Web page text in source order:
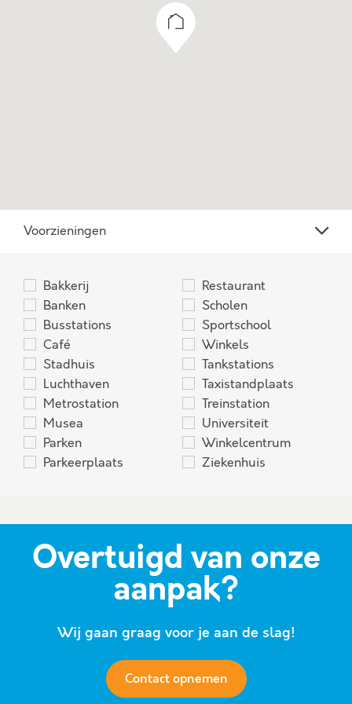
Voorzieningen
Bakkerij
Banken
Busstations
Café
Stadhuis
Luchthaven
Metrostation
Musea
Parken
Parkeerplaats
Restaurant
Scholen
Sportschool
Winkels
Tankstations
Taxistandplaats
Treinstation
Universiteit
Winkelcentrum
Ziekenhuis
Overtuigd van onze
aanpak?
Wij gaan graag voor je aan de slag!
Contact opnemen